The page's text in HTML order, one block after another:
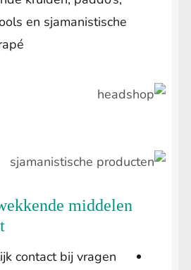
en sjamanistische
middelen
contact bij vragen.